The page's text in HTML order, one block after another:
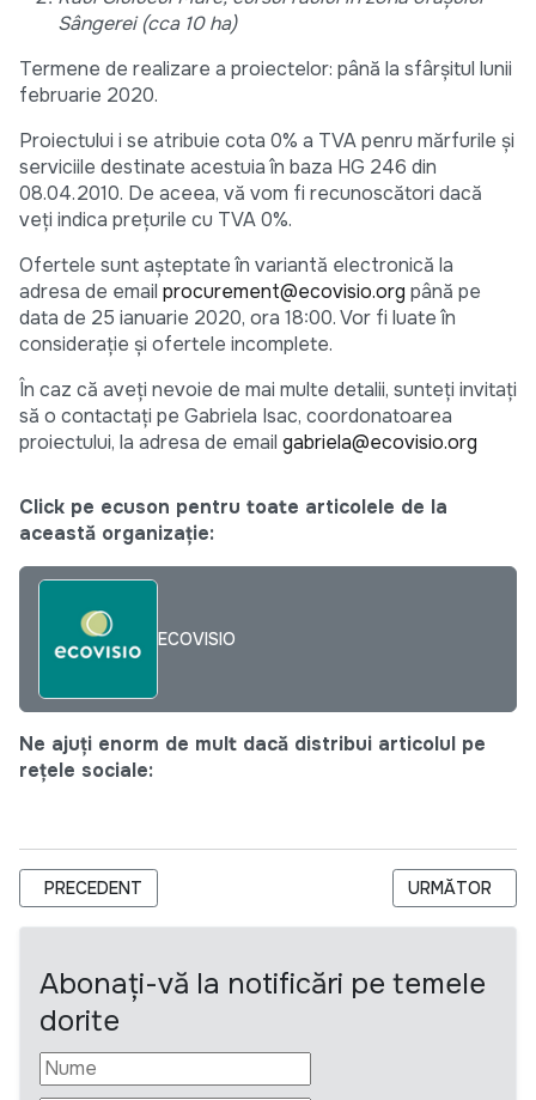
Sângerei (cca 10 ha)
Termene de realizare a proiectelor: până la sfârșitul lunii
februarie 2020.
Proiectului i se atribuie cota 0% a TVA penru mărfurile și
serviciile destinate acestuia în baza HG 246 din
08.04.2010. De aceea, vă vom fi recunoscători dacă
veți indica prețurile cu TVA 0%.
Ofertele sunt așteptate în variantă electronică la
adresa de email procurement@ecovisio.org până pe
data de 25 ianuarie 2020, ora 18:00. Vor fi luate în
considerație și ofertele incomplete.
În caz că aveți nevoie de mai multe detalii, sunteți invitați
să o contactați pe Gabriela Isac, coordonatoarea
proiectului, la adresa de email gabriela@ecovisio.org
Click pe ecuson pentru toate articolele de la
această organizație:
ECOVISIO
Ne ajuți enorm de mult dacă distribui articolul pe
rețele sociale:
ARTICOL PRECEDENT: WVI - CERERE DE OFERTE PENTRU
PRECEDENT ARTICOLUL
URMĂTOR
Abonați-vă la notificări pe temele
dorite